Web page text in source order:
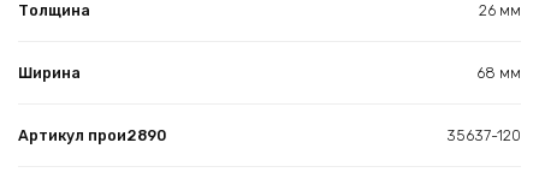
Толщина 26 мм
Ширина 68 мм
Артикул прои2890 35637-120